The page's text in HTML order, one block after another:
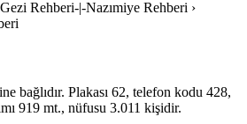
Rehberi-|-Nazımiye Rehberi ›
bağlıdır. Plakası 62, telefon kodu 428,
919 mt., nüfusu 3.011 kişidir.